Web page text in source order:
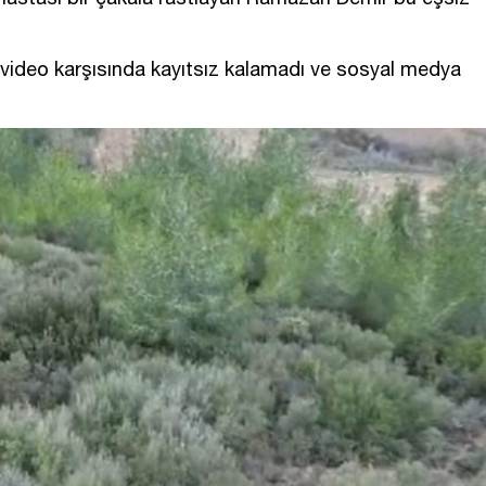
karşısında kayıtsız kalamadı ve sosyal medya